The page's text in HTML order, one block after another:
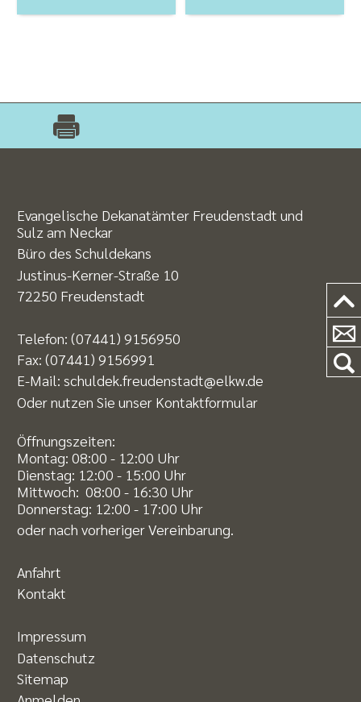
Evangelische Dekanatämter Freudenstadt und
Sulz am Neckar
Büro des Schuldekans
Justinus-Kerner-Straße 10
72250 Freudenstadt
Telefon: (07441) 9156950
Fax: (07441) 9156991
E-Mail: schuldek.freudenstadt@elkw.de
Oder nutzen Sie unser Kontaktformular
Öffnungszeiten:
Montag: 08:00 - 12:00 Uhr
Dienstag: 12:00 - 15:00 Uhr
Mittwoch: 08:00 - 16:30 Uhr
Donnerstag: 12:00 - 17:00 Uhr
oder nach vorheriger Vereinbarung.
Anfahrt
Kontakt
Impressum
Datenschutz
Sitemap